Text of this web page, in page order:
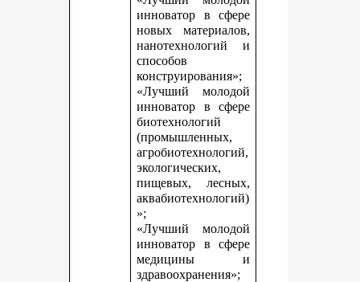
инноватор в сфере
новых материалов,
нанотехнологий и
способов
конструирования»;
«Лучший молодой
инноватор в сфере
биотехнологий
(промышленных,
агробиотехнологий,
экологических,
пищевых, лесных,
аквабиотехнологий)
»;
«Лучший молодой
инноватор в сфере
медицины и
здравоохранения»;